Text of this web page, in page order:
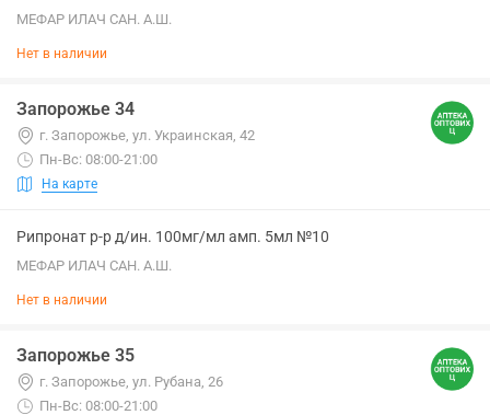
МЕФАР ИЛАЧ САН. А.Ш.
Нет в наличии
Запорожье 34
г. Запорожье, ул. Украинская, 42
Пн-Вс: 08:00-21:00
На карте
Рипронат р-р д/ин. 100мг/мл амп. 5мл №10
МЕФАР ИЛАЧ САН. А.Ш.
Нет в наличии
Запорожье 35
г. Запорожье, ул. Рубана, 26
Пн-Вс: 08:00-21:00